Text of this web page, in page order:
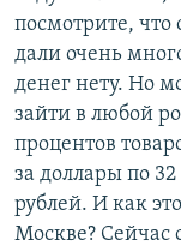
посмотрите, что
дали очень
денег нету. Но
зайти в любой
процентов
за доллары по 32
рублей. И как
Москве? Сейчас